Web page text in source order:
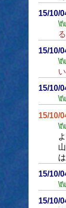
15/10/
\t
る
15/10/
\t
15/10/
\t
15/10/
\t
15/10/
\t
15/10/